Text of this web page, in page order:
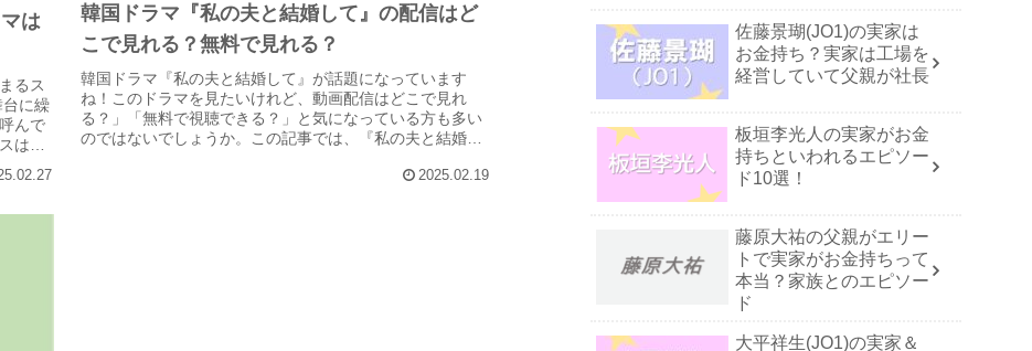
は
るス
台に繰
んで
はど
韓国ドラマ『私の夫と結婚して』の配信はど
こで見れる？無料で見れる？
韓国ドラマ『私の夫と結婚して』が話題になっています
ね！このドラマを見たいけれど、動画配信はどこで見れ
る？」「無料で視聴できる？」と気になっている方も多い
のではないでしょうか。この記事では、『私の夫と結婚し
2025.02.19
佐藤景瑚(JO1)の実家は
お金持ち？実家は工場を
経営していて父親が社長
板垣李光人の実家がお金
持ちといわれるエピソー
ド10選！
藤原大祐の父親がエリー
トで実家がお金持ちって
本当？家族とのエピソー
ド
大平祥生(JO1)の実家＆